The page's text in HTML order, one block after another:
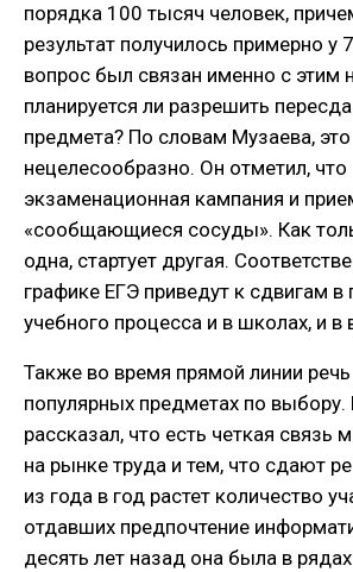
порядка 100 тысяч человек,
результат получилось примерно у
вопрос был связан именно с этим
планируется ли разрешить
предмета? По словам Музаева, это
нецелесообразно. Он отметил, что
экзаменационная кампания и
«сообщающиеся сосуды». Как
одна, стартует другая.
графике ЕГЭ приведут к сдвигам в
учебного процесса и в школах, и в
Также во время прямой линии
популярных предметах по выбору.
рассказал, что есть четкая связь
на рынке труда и тем, что сдают
из года в год растет количество
отдавших предпочтение
десять лет назад она была в